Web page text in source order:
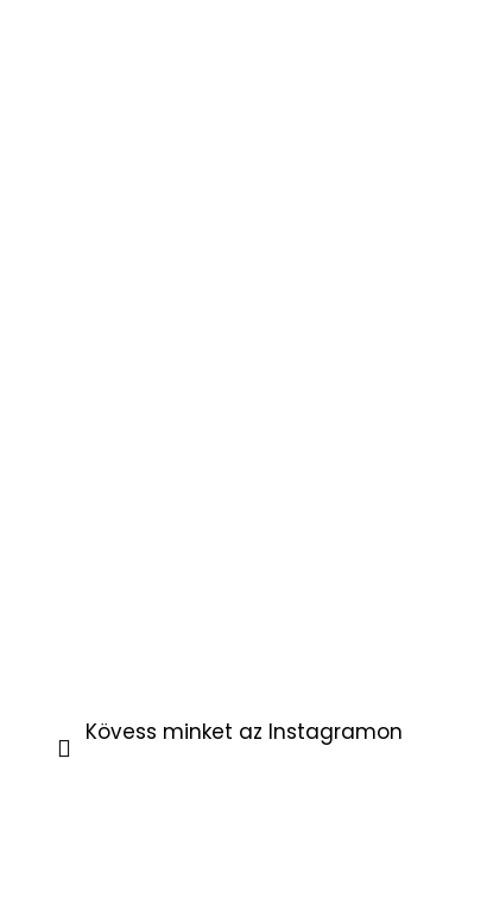
Kövess minket az Instagramon